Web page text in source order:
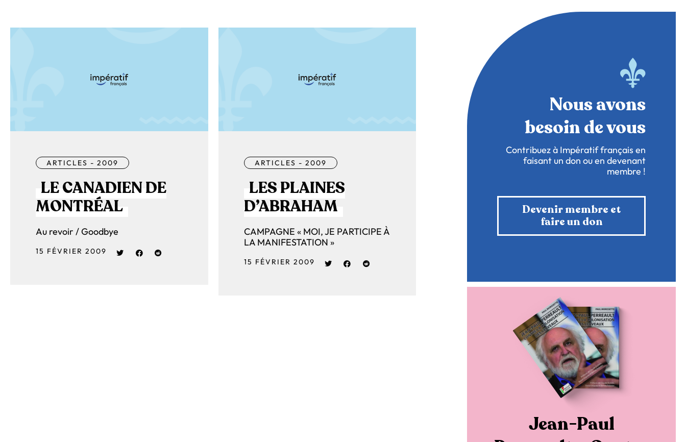
ARTICLES - 2009
LE CANADIEN DE
MONTRÉAL
Au revoir / Goodbye
15 FÉVRIER 2009
ARTICLES - 2009
LES PLAINES
D’ABRAHAM
CAMPAGNE « MOI, JE PARTICIPE À
LA MANIFESTATION »
15 FÉVRIER 2009
Nous avons
besoin de vous
Contribuez à Impératif français en
faisant un don ou en devenant
membre !
Devenir membre et
faire un don
Jean-Paul